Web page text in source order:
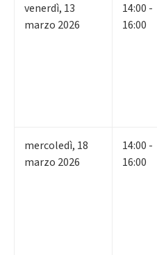
venerdì, 13
marzo 2026
14:00 -
16:00
mercoledì, 18
marzo 2026
14:00 -
16:00